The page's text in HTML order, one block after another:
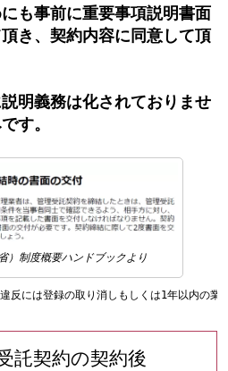
も事前に重要事項説明書面
き、契約内容に同意して頂
明義務は化されておりませ
す。
）制度概要ハンドブックより
反には登録の取り消しもしくは1年以内の
託契約の契約後